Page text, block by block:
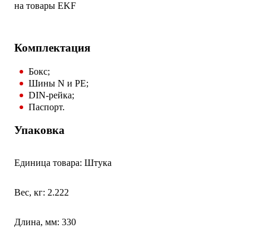
на товары EKF
Комплектация
Бокс;
Шины N и РЕ;
DIN-рейка;
Паспорт.
Упаковка
Единица товара: Штука
Вес, кг: 2.222
Длина, мм: 330